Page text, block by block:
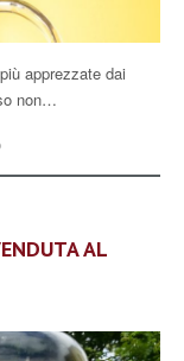
apprezzate dai
non…
AL